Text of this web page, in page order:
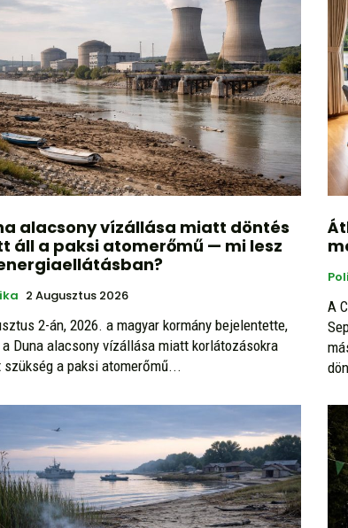
alacsony vízállása miatt döntés
áll a paksi atomerőmű — mi lesz
2 Augusztus 2026
2-án, 2026. a magyar kormány bejelentette,
a Duna alacsony vízállása miatt korlátozásokra
szükség a paksi atomerőmű...
A